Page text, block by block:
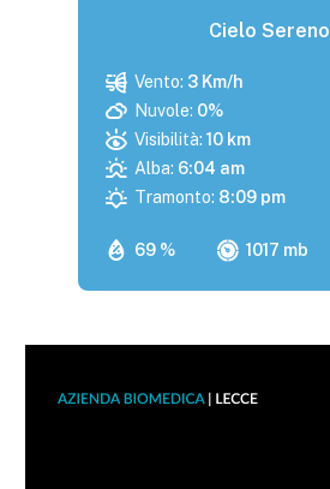
Cielo Sereno
69 % 1017 mb
Vento: 3 Km/h
Nuvole: 0%
Visibilità: 10 km
Alba: 6:04 am
Tramonto: 8:09 pm